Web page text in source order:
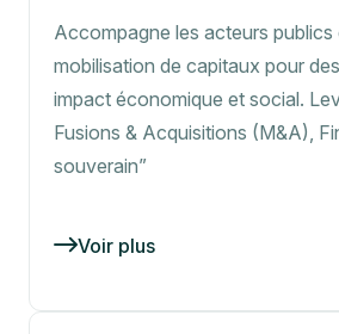
Accompagne les acteurs publics
mobilisation de capitaux pour
impact économique et social.
Fusions & Acquisitions (M&A),
souverain”
Voir plus